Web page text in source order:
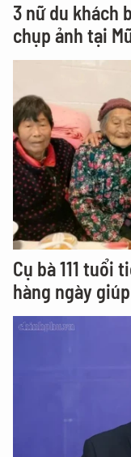
3 nữ du khách
chụp ảnh tại
Cụ bà 111 tuổi
hàng ngày